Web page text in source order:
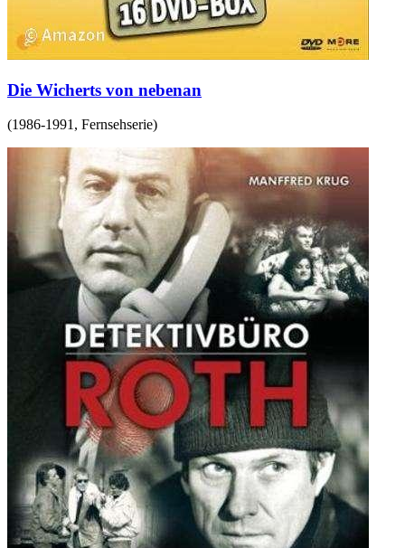
Die Wicherts von nebenan
(1986-1991 , Fernsehserie)